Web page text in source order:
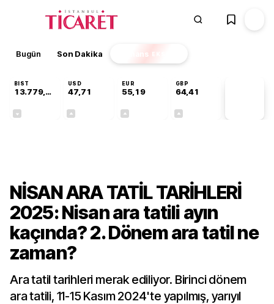
Bugün Son Dakika Finans EKSTRA
BIST
13.779,39
USD
47,71
EUR
55,19
GBP
64,41
NİSAN ARA TATİL TARİHLERİ
2025: Nisan ara tatili ayın
kaçında? 2. Dönem ara tatil ne
zaman?
Ara tatil tarihleri merak ediliyor. Birinci dönem
ara tatili, 11-15 Kasım 2024'te yapılmış, yarıyıl